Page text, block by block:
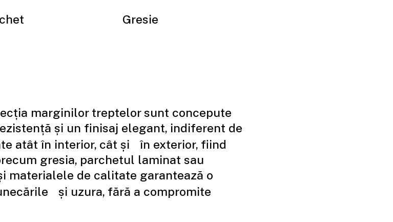
Gresie
marginilor treptelor sunt concepute
și un finisaj elegant, indiferent de
atât în interior, cât și în exterior, fiind
gresia, parchetul laminat sau
materialele de calitate garantează o
și uzura, fără a compromite